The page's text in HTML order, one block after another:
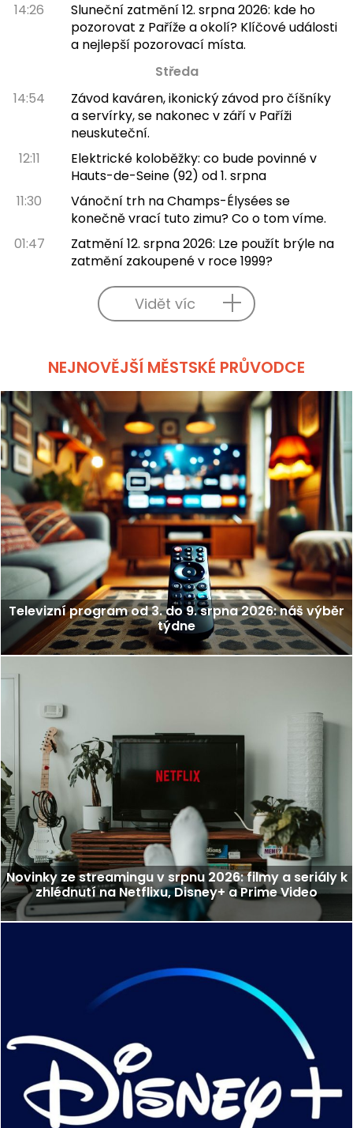
14:26
Sluneční zatmění 12. srpna 2026: kde ho
pozorovat z Paříže a okolí? Klíčové události
a nejlepší pozorovací místa.
Středa
14:54
Závod kaváren, ikonický závod pro číšníky
a servírky, se nakonec v září v Paříži
neuskuteční.
12:11
Elektrické koloběžky: co bude povinné v
Hauts-de-Seine (92) od 1. srpna
11:30
Vánoční trh na Champs-Élysées se
konečně vrací tuto zimu? Co o tom víme.
01:47
Zatmění 12. srpna 2026: Lze použít brýle na
zatmění zakoupené v roce 1999?
Vidět víc
NEJNOVĚJŠÍ MĚSTSKÉ PRŮVODCE
Televizní program od 3. do 9. srpna 2026: náš výběr
týdne
Novinky ze streamingu v srpnu 2026: filmy a seriály k
zhlédnutí na Netflixu, Disney+ a Prime Video